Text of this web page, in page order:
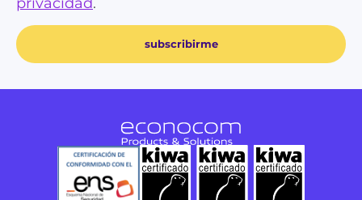
subscribirme